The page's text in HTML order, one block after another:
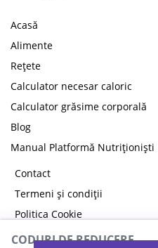
Acasă
Alimente
Rețete
Calculator necesar caloric
Calculator grăsime corporală
Blog
Manual Platformă Nutriționiști
Contact
Termeni și condiții
Politica Cookie
Politica de confidențialitate
CODURI DE REDUCERE